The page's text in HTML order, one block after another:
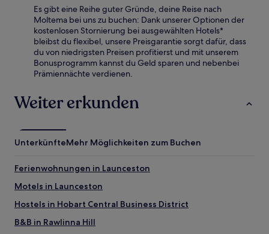
Es gibt eine Reihe guter Gründe, deine Reise nach
Moltema bei uns zu buchen: Dank unserer Optionen der
kostenlosen Stornierung bei ausgewählten Hotels*
bleibst du flexibel, unsere Preisgarantie sorgt dafür, dass
du von niedrigsten Preisen profitierst und mit unserem
Bonusprogramm kannst du Geld sparen und nebenbei
Prämiennächte verdienen.
Weiter erkunden
UnterkünfteMehr Möglichkeiten zum Buchen
Ferienwohnungen in Launceston
Motels in Launceston
Hostels in Hobart Central Business District
B&B in Rawlinna Hill